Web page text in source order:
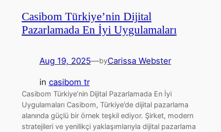
Casibom Türkiye’nin Dijital
Pazarlamada En İyi Uygulamaları
Aug 19, 2025—byCarissa Webster
in casibom tr
Casibom Türkiye’nin Dijital Pazarlamada En İyi
Uygulamaları Casibom, Türkiye’de dijital pazarlama
alanında güçlü bir örnek teşkil ediyor. Şirket, modern
stratejileri ve yenilikçi yaklaşımlarıyla dijital pazarlama